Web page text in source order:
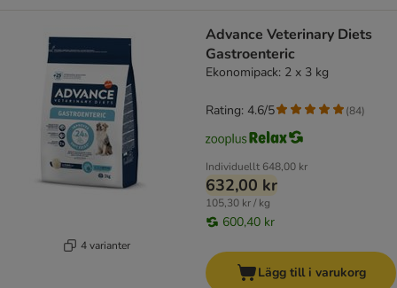
4 varianter
Advance Veterinary Diets
Gastroenteric
Ekonomipack: 2 x 3 kg
Individuellt 648,00 kr
632,00 kr
105,30 kr / kg
600,40 kr
Rating: 4.6/5 (84)
Lägg till i varukorg